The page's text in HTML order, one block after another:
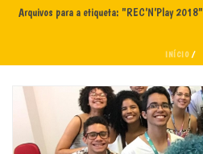
Arquivos para a etiqueta: "REC’N’Play 2018"
INÍCIO /